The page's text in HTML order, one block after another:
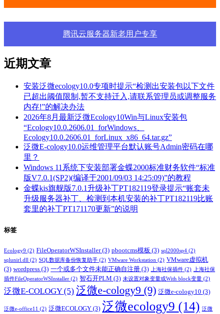
腾讯云服务器新老用户专享
近期文章
安装泛微ecology10.0专项时提示“检测出安装包以下文件
已超出阈值限制,暂不支持迁入,请联系管理员或调整服务
内存!”的解决办法
2026年8月最新泛微Ecology10Win与Linux安装包
“Ecology10.0.2606.01_forWindows、
Ecology10.0.2606.01_forLinux_x86_64.tar.gz”
泛微E-cology10.0运维管理平台默认账号Admin密码在哪
里？
Windows 11系统下安装部署金蝶2000标准财务软件“标准
版V7.0.1(SP2)(编译于2001/09/03 14:25:09)”的教程
金蝶kis旗舰版7.0.1升级补丁PT182119登录提示“账套未
升级服务器补丁、检测到本机安装的补丁PT182119比账
套里的补丁PT171170更新”的说明
标签
Ecology9 (2) FileOperatorWSInstaller(3) pbootcms模板 (3) sql2000sp4 (2)
sqlunirl.dll (2) SQL数据库备份恢复助手 (2) VMware Workstation (2) VMware虚拟机
(3) wordpress (3) 一个或多个文件未能正确自注册 (3) 上海社保插件 (2)
上海社保
插件FileOperatorWSInstaller (2) 智石开PLM (3) 未设置对象变量或With block变量 (2)
泛微E-COLOGY(5) 泛微e-cology9 (9) 泛微e-cology10 (3)
泛微e-office11 (2) 泛微ECOLOGY (3) 泛微ecology9 (14) 泛微